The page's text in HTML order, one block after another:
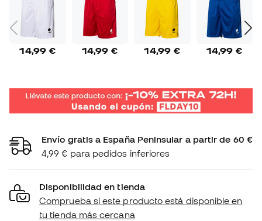
14,99 € 14,99 € 14,99 € 14,99 €
Envío gratis a España Peninsular a partir de 60 €
4,99 € para pedidos inferiores
Disponibilidad en tienda
Comprueba si este producto está disponible en
tu tienda más cercana